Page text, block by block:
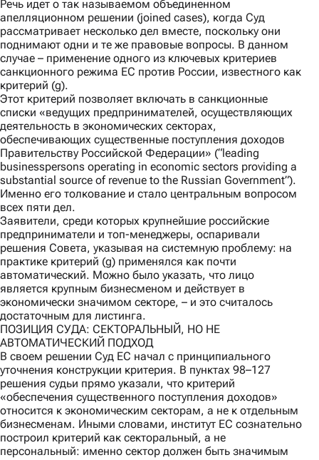
Речь идет о так называемом объединенном
апелляционном решении (joined cases), когда Суд
рассматривает несколько дел вместе, поскольку они
поднимают одни и те же правовые вопросы. В данном
случае – применение одного из ключевых критериев
санкционного режима ЕС против России, известного как
критерий (g).
Этот критерий позволяет включать в санкционные
списки «ведущих предпринимателей, осуществляющих
деятельность в экономических секторах,
обеспечивающих существенные поступления доходов
Правительству Российской Федерации» (“leading
businesspersons operating in economic sectors providing a
substantial source of revenue to the Russian Government”).
Именно его толкование и стало центральным вопросом
всех пяти дел.
Заявители, среди которых крупнейшие российские
предприниматели и топ-менеджеры, оспаривали
решения Совета, указывая на системную проблему: на
практике критерий (g) применялся как почти
автоматический. Можно было указать, что лицо
является крупным бизнесменом и действует в
экономически значимом секторе, – и это считалось
достаточным для листинга.
ПОЗИЦИЯ СУДА: СЕКТОРАЛЬНЫЙ, НО НЕ
АВТОМАТИЧЕСКИЙ ПОДХОД
В своем решении Суд ЕС начал с принципиального
уточнения конструкции критерия. В пунктах 98–127
решения судьи прямо указали, что критерий
«обеспечения существенного поступления доходов»
относится к экономическим секторам, а не к отдельным
бизнесменам. Иными словами, институт ЕС сознательно
построил критерий как секторальный, а не
персональный: именно сектор должен быть значимым